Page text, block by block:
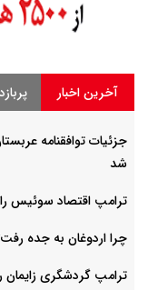
آخرین اخبار
جزئیات توافقنامه
شد
ترامپ اقتصاد سوئیس
چرا اردوغان به جده
ترامپ گردشگری زایمان